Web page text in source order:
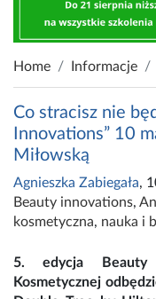
Home Informacje
Co stracisz nie
Innovations” 10
Miłowską
Agnieszka Zabiegała,
Beauty innovations,
kosmetyczna, nauka i
5. edycja Beauty
Kosmetycznej